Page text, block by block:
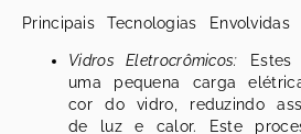
Principais Tecnologias Envolvidas
Vidros Eletrocrômicos: Estes
uma pequena carga
cor do vidro, reduzindo
de luz e calor. Este